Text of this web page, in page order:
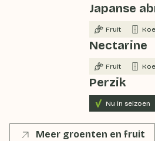
Japanse
Fruit
Nectarine
Fruit
Perzik
Nu in seizoen
Meer groenten en fruit